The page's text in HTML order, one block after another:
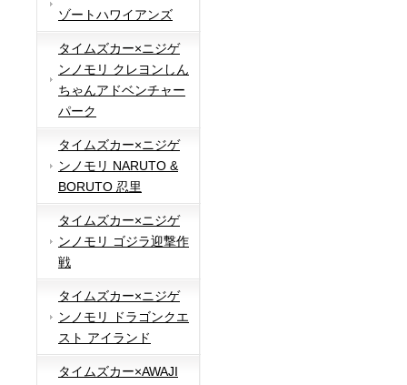
ゾートハワイアンズ
タイムズカー×ニジゲ
ンノモリ クレヨンしん
ちゃんアドベンチャー
パーク
タイムズカー×ニジゲ
ンノモリ NARUTO &
BORUTO 忍里
タイムズカー×ニジゲ
ンノモリ ゴジラ迎撃作
戦
タイムズカー×ニジゲ
ンノモリ ドラゴンクエ
スト アイランド
タイムズカー×AWAJI